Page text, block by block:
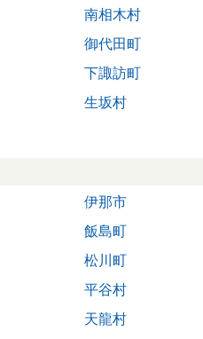
南相木村
御代田町
下諏訪町
生坂村
伊那市
飯島町
松川町
平谷村
天龍村